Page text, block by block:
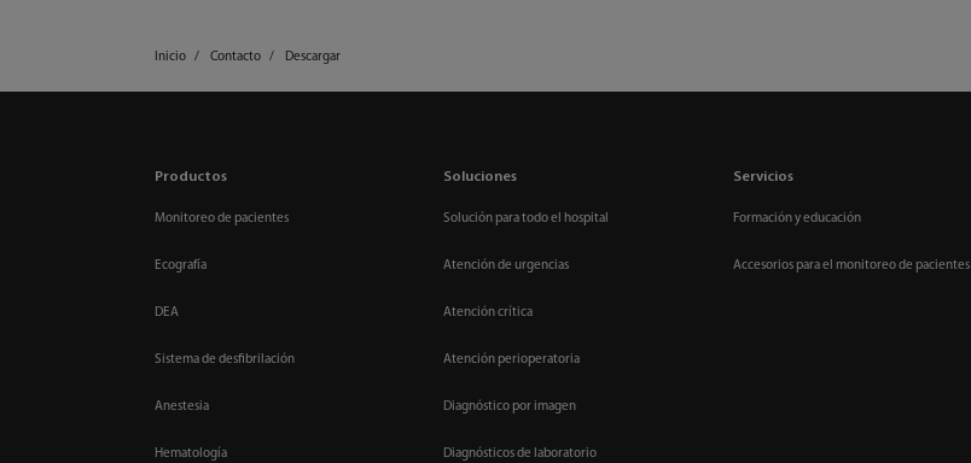
Inicio Contacto Descargar
Productos
Monitoreo de pacientes
Ecografía
DEA
Sistema de desfibrilación
Anestesia
Hematología
Soluciones
Solución para todo el hospital
Atención de urgencias
Atención crítica
Atención perioperatoria
Diagnóstico por imagen
Diagnósticos de laboratorio
Servicios
Formación y educación
Accesorios para el monitoreo de pacientes